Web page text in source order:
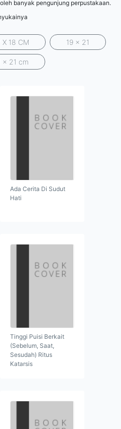
banyak pengunjung perpustakaan.
X 18 CM 19 x 21
x 21 cm
Ada Cerita Di Sudut
Hati
Tinggi Puisi Berkait
(Sebelum, Saat,
Sesudah) Ritus
Katarsis